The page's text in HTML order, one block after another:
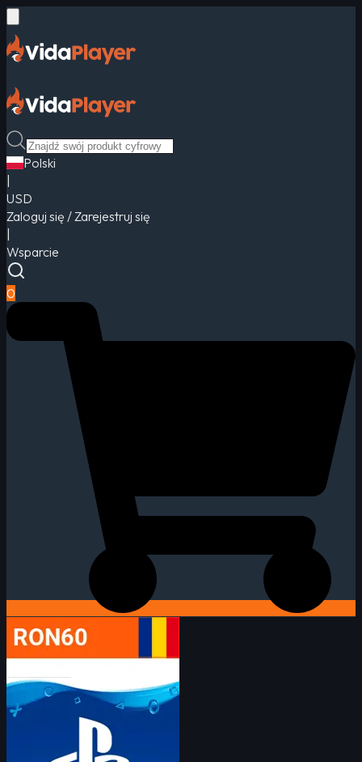
Polski
USD
Zaloguj się / Zarejestruj się
Wsparcie
0